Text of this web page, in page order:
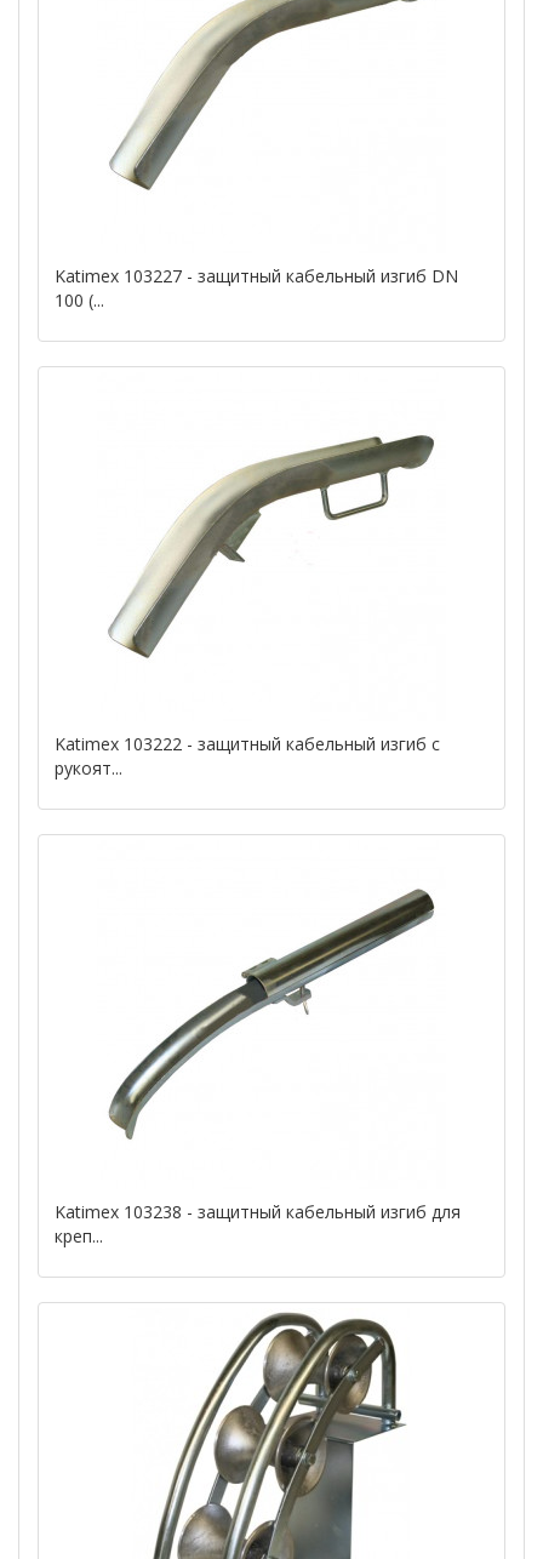
Katimex 103227 - защитный кабельный изгиб DN
100 (...
Katimex 103222 - защитный кабельный изгиб с
рукоят...
Katimex 103238 - защитный кабельный изгиб для
креп...